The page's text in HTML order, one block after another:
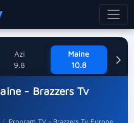
Azi
9.8
Maine
10.8
- Brazzers Tv